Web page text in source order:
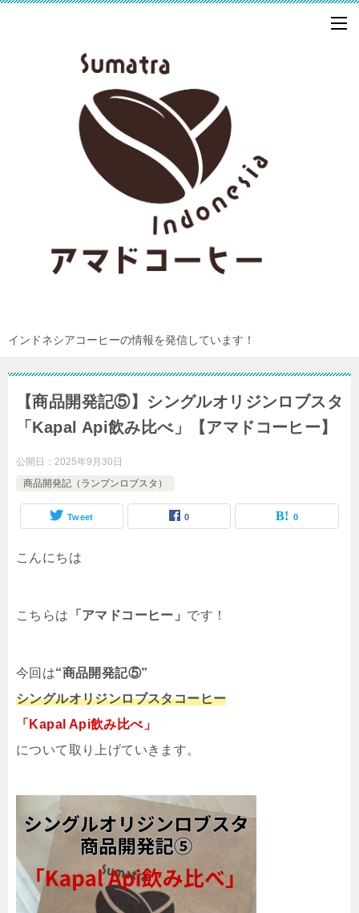
インドネシアコーヒーの情報を発信しています！
【商品開発記⑤】シングルオリジンロブスタ
「Kapal Api飲み比べ」【アマドコーヒー】
公開日： 2025年9月30日
商品開発記（ランプンロブスタ）
Tweet 0 0
こんにちは
こちらは 「アマドコーヒー」 です！
今回は“商品開発記⑤”
シングルオリジンロブスタコーヒー
「Kapal Api飲み比べ」
について取り上げていきます。